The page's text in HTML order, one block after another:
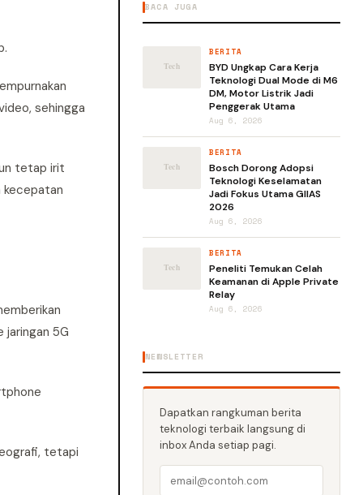
sehingga
tetap irit
kecepatan
5G
tetapi
BACA JUGA
BERITA
BYD Ungkap Cara Kerja
Teknologi Dual Mode di M6
DM, Motor Listrik Jadi
Penggerak Utama
Aug 6, 2026
BERITA
Bosch Dorong Adopsi
Teknologi Keselamatan
Jadi Fokus Utama GIIAS
2026
Aug 6, 2026
BERITA
Peneliti Temukan Celah
Keamanan di Apple Private
Relay
Aug 6, 2026
NEWSLETTER
Dapatkan rangkuman berita
teknologi terbaik langsung di
inbox Anda setiap pagi.